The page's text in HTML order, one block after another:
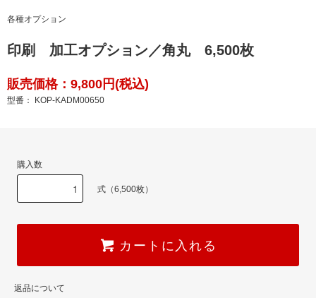
各種オプション
印刷 加工オプション／角丸 6,500枚
販売価格：9,800円(税込)
型番： KOP-KADM00650
購入数
式（6,500枚）
カートに入れる
返品について